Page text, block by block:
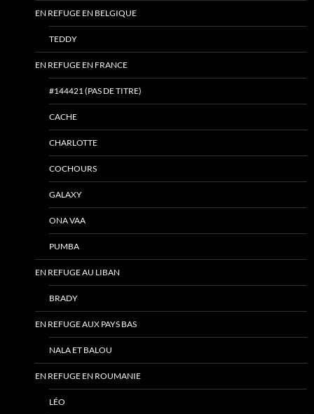
EN REFUGE EN BELGIQUE
TEDDY
EN REFUGE EN FRANCE
#144421 (PAS DE TITRE)
CACHE
CHARLOTTE
COCHOURS
GALAXY
ONA VAA
PUMBA
EN REFUGE AU LIBAN
BRADY
EN REFUGE AUX PAYS BAS
NALA ET BALOU
EN REFUGE EN ROUMANIE
LÉO